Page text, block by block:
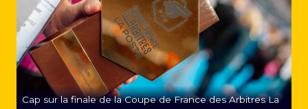
Cap sur la finale de la Coupe de France des Arbitres La